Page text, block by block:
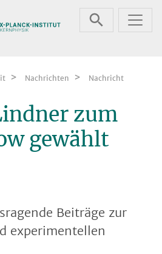
Nachrichten Nachricht
zum
gewählt
Beiträge zur
experimentellen